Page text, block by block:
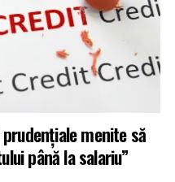
menite să
până la salariu”